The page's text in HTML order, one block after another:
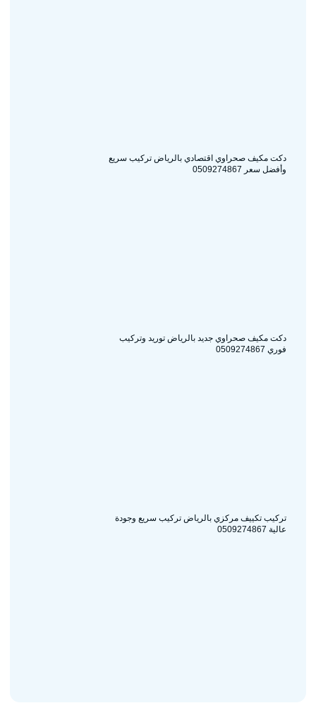
دكت مكيف صحراوي اقتصادي بالرياض تركيب سريع
وأفضل سعر 0509274867
دكت مكيف صحراوي جديد بالرياض توريد وتركيب
فوري 0509274867
تركيب تكييف مركزي بالرياض تركيب سريع وجودة
عالية 0509274867